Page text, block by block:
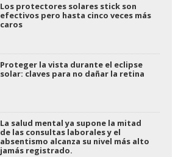
Los protectores solares stick son
efectivos pero hasta cinco veces más
caros
Proteger la vista durante el eclipse
solar: claves para no dañar la retina
La salud mental ya supone la mitad
de las consultas laborales y el
absentismo alcanza su nivel más alto
jamás registrado.